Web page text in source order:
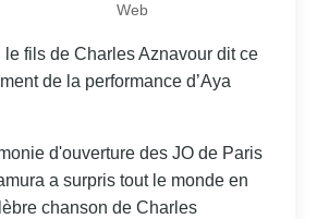
Web
le fils de Charles Aznavour dit ce
de la performance d’Aya
d'ouverture des JO de Paris
a surpris tout le monde en
chanson de Charles